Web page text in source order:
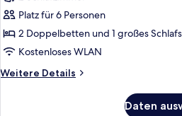
Balkon
(Ostseeglueck)
anzeigen
Platz für 6 Personen
2 Doppelbetten und 1 großes
Kostenloses WLAN
Weitere Details
Weitere
Daten